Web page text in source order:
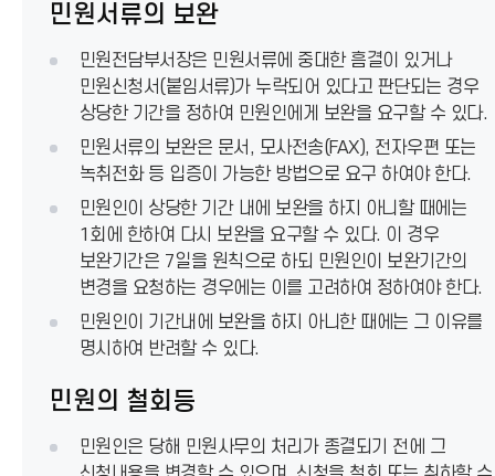
민원서류의 보완
민원전담부서장은 민원서류에 중대한 흠결이 있거나
민원신청서(붙임서류)가 누락되어 있다고 판단되는 경우
상당한 기간을 정하여 민원인에게 보완을 요구할 수 있다.
민원서류의 보완은 문서, 모사전송(FAX), 전자우편 또는
녹취전화 등 입증이 가능한 방법으로 요구 하여야 한다.
민원인이 상당한 기간 내에 보완을 하지 아니할 때에는
1회에 한하여 다시 보완을 요구할 수 있다. 이 경우
보완기간은 7일을 원칙으로 하되 민원인이 보완기간의
변경을 요청하는 경우에는 이를 고려하여 정하여야 한다.
민원인이 기간내에 보완을 하지 아니한 때에는 그 이유를
명시하여 반려할 수 있다.
민원의 철회등
민원인은 당해 민원사무의 처리가 종결되기 전에 그